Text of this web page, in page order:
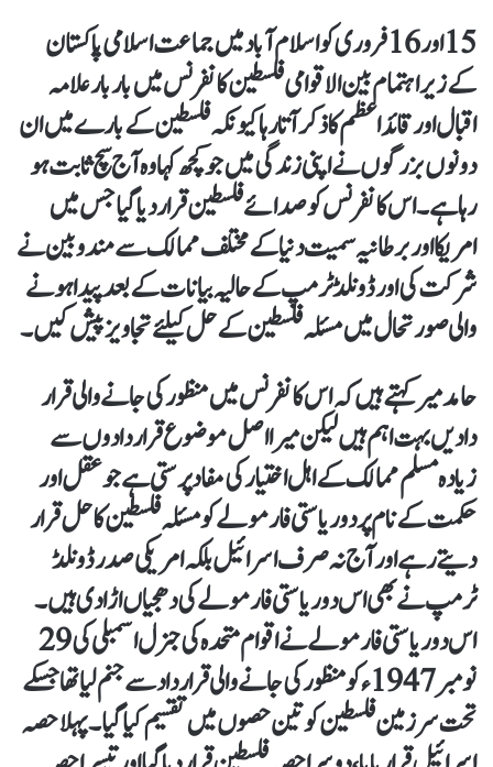
15 اور 16 فروری کو اسلام آباد میں جماعت اسلامی پاکستان
کے زیر اہتمام بین الاقوامی فلسطین کانفرنس میں بار بار علامہ
اقبال اور قائد اعظم کا ذکر آتا رہا کیونکہ فلسطین کے بارے میں ان
دونوں بزرگوں نے اپنی زندگی میں جو کچھ کہا وہ آج سچ ثابت ہو
رہا ہے۔ اس کانفرنس کو صدائے فلسطین قرار دیا گیا جس میں
امریکا اور برطانیہ سمیت دنیا کے مختلف ممالک سے مندوبین نے
شرکت کی اور ڈونلڈ ٹرمپ کے حالیہ بیانات کے بعد پیدا ہونے
والی صورتحال میں مسئلہ فلسطین کے حل کیلئے تجاویز پیش کیں۔
حامد میر کہتے ہیں کہ اس کانفرنس میں منظور کی جانے والی قرار
دادیں بہت اہم ہیں لیکن میرا اصل موضوع قرار دادوں سے
زیادہ مسلم ممالک کے اہل اختیار کی مفاد پرستی ہے جو عقل اور
حکمت کے نام پر دو ریاستی فارمولے کو مسئلہ فلسطین کا حل قرار
دیتے رہے اور آج نہ صرف اسرائیل بلکہ امریکی صدر ڈونلڈ
ٹرمپ نےبھی اس دو ریاستی فارمولے کی دھجیاں اڑا دی ہیں۔
اس دو ریاستی فارمولے نے اقوام متحدہ کی جنرل اسمبلی کی 29
نومبر 1947ء کو منظور کی جانے والی قرارداد سے جنم لیاتھا جسکے
تحت سرزمین فلسطین کو تین حصوں میں تقسیم کیاگیا۔ پہلا حصہ